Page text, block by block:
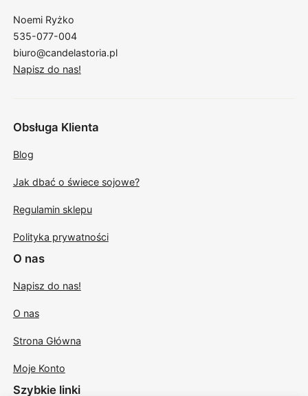
Noemi Ryżko
535-077-004
biuro@candelastoria.pl
Napisz do nas!
Obsługa Klienta
Blog
Jak dbać o świece sojowe?
Regulamin sklepu
Polityka prywatności
O nas
Napisz do nas!
O nas
Strona Główna
Moje Konto
Szybkie linki